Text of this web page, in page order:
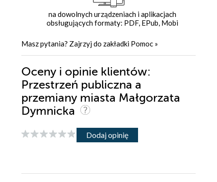
na dowolnych urządzeniach i aplikacjach
obsługujących formaty: PDF, EPub, Mobi
Masz pytania? Zajrzyj do zakładki Pomoc »
Oceny i opinie klientów:
Przestrzeń publiczna a
przemiany miasta Małgorzata
Dymnicka
Dodaj opinię